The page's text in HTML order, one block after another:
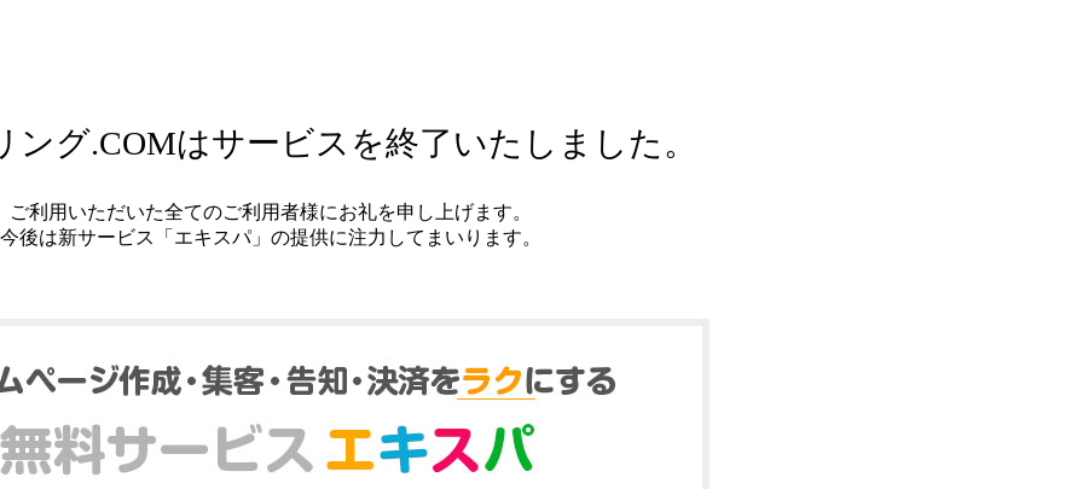
ング.COMはサービスを終了いたしました。
ご利用いただいた全てのご利用者様にお礼を申し上げます。
今後は新サービス「エキスパ」の提供に注力してまいります。